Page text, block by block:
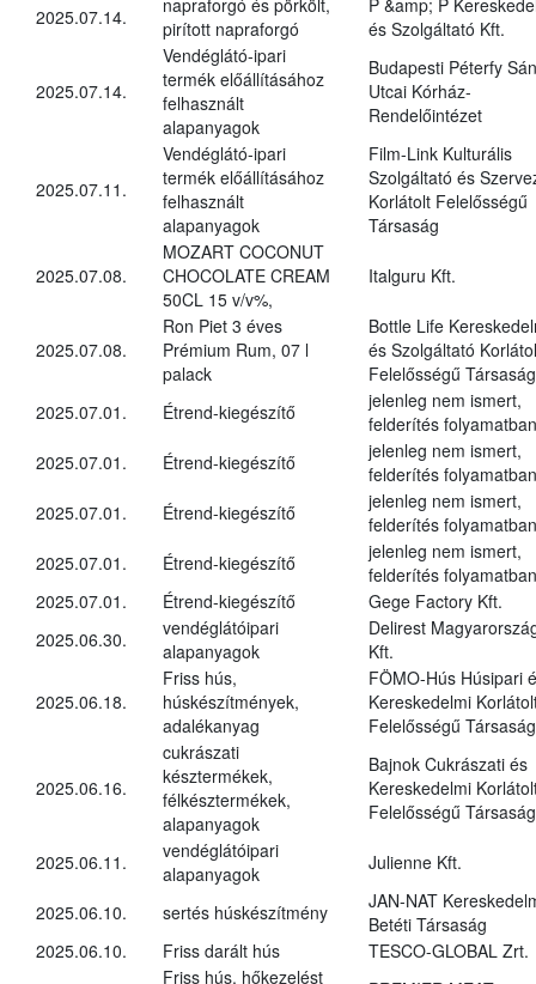
2025.07.14.
pirított napraforgó
és Szolgáltató Kft.
2025.07.14.
Vendéglátó-ipari
termék előállításához
felhasznált
alapanyagok
Budapesti Péterfy
Utcai Kórház-
Rendelőintézet
2025.07.11.
Vendéglátó-ipari
termék előállításához
felhasznált
alapanyagok
Film-Link Kulturális
Szolgáltató és
Korlátolt Felelősségű
Társaság
2025.07.08.
MOZART COCONUT
CHOCOLATE CREAM
50CL 15 v/v%,
Italguru Kft.
2025.07.08.
Ron Piet 3 éves
Prémium Rum, 07 l
palack
Bottle Life
és Szolgáltató
Felelősségű Társaság
2025.07.01.
Étrend-kiegészítő
jelenleg nem ismert,
felderítés folyamatban
2025.07.01.
Étrend-kiegészítő
jelenleg nem ismert,
felderítés folyamatban
2025.07.01.
Étrend-kiegészítő
jelenleg nem ismert,
felderítés folyamatban
2025.07.01.
Étrend-kiegészítő
jelenleg nem ismert,
felderítés folyamatban
2025.07.01.
Étrend-kiegészítő
Gege Factory Kft.
2025.06.30.
vendéglátóipari
alapanyagok
Delirest
Kft.
2025.06.18.
Friss hús,
húskészítmények,
adalékanyag
FÖMO-Hús Húsipari
Kereskedelmi
Felelősségű Társaság
2025.06.16.
cukrászati
késztermékek,
félkésztermékek,
alapanyagok
Bajnok Cukrászati és
Kereskedelmi
Felelősségű Társaság
2025.06.11.
vendéglátóipari
alapanyagok
Julienne Kft.
2025.06.10. sertés húskészítmény
JAN-NAT
Betéti Társaság
2025.06.10.
Friss darált hús TESCO-GLOBAL Zrt.
Friss hús, hőkezelést